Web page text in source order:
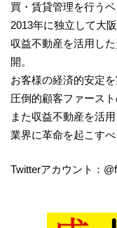
買・賃貸管理を行う
2013年に独立して大
収益不動産を活用し
開。
お客様の経済的安定
圧倒的顧客ファース
また収益不動産を活
業界に革命を起こす
Twitterアカウント：